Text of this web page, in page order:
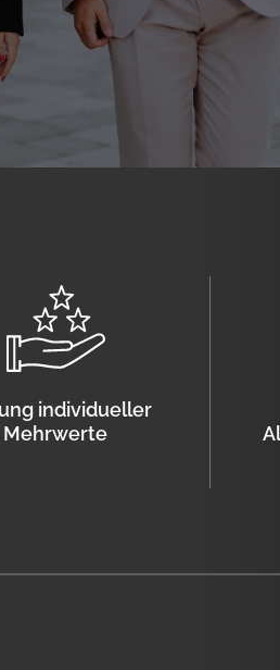
individueller
Mehrwerte